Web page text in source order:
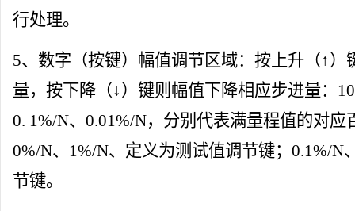
行处理。
5、数字（按键）幅值调节区域：按上升（↑）
量，按下降（↓）键则幅值下降相应步进量：
0. 1%/N、0.01%/N，分别代表满量程值的对应
0%/N、1%/N、定义为测试值调节键；0.1%/N
节键。